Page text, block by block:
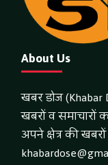
About Us
खबर डोज (Khabar
खबरों व समाचारों
अपने क्षेत्र की